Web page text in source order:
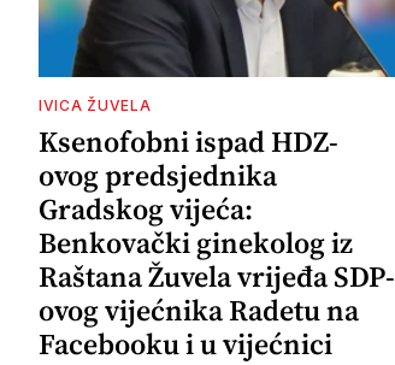
IVICA ŽUVELA
Ksenofobni ispad HDZ-
ovog predsjednika
Gradskog vijeća:
Benkovački ginekolog iz
Raštana Žuvela vrijeđa SDP-
ovog vijećnika Radetu na
Facebooku i u vijećnici